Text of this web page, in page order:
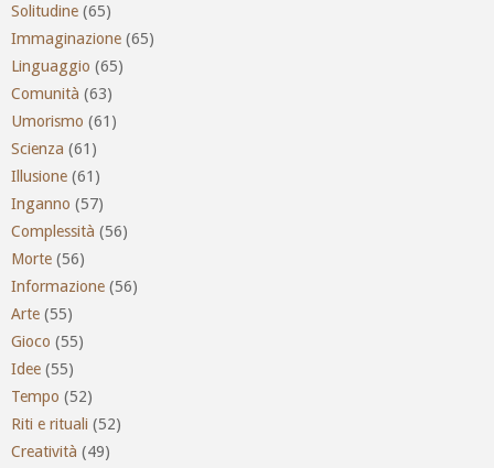
Solitudine (65)
Immaginazione (65)
Linguaggio (65)
Comunità (63)
Umorismo (61)
Scienza (61)
Illusione (61)
Inganno (57)
Complessità (56)
Morte (56)
Informazione (56)
Arte (55)
Gioco (55)
Idee (55)
Tempo (52)
Riti e rituali (52)
Creatività (49)